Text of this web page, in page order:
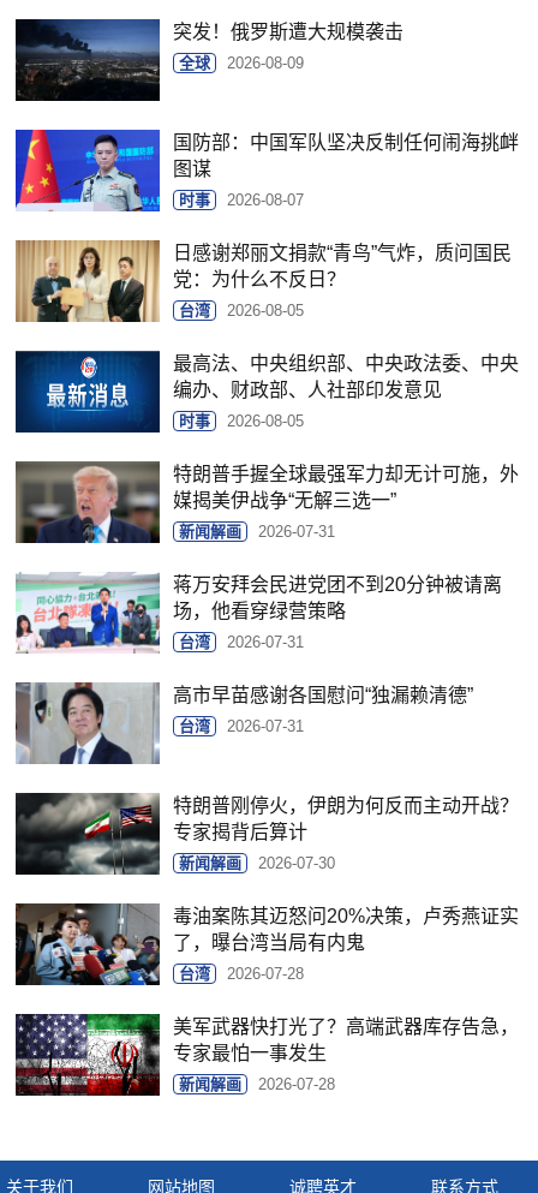
突发！俄罗斯遭大规模袭击
全球 2026-08-09
国防部：中国军队坚决反制任何闹海挑衅
图谋
时事 2026-08-07
日感谢郑丽文捐款“青鸟”气炸，质问国民
党：为什么不反日？
台湾 2026-08-05
最高法、中央组织部、中央政法委、中央
编办、财政部、人社部印发意见
时事 2026-08-05
特朗普手握全球最强军力却无计可施，外
媒揭美伊战争“无解三选一”
新闻解画 2026-07-31
蒋万安拜会民进党团不到20分钟被请离
场，他看穿绿营策略
台湾 2026-07-31
高市早苗感谢各国慰问“独漏赖清德”
台湾 2026-07-31
特朗普刚停火，伊朗为何反而主动开战？
专家揭背后算计
新闻解画 2026-07-30
毒油案陈其迈怒问20%决策，卢秀燕证实
了，曝台湾当局有内鬼
台湾 2026-07-28
美军武器快打光了？高端武器库存告急，
专家最怕一事发生
新闻解画 2026-07-28
关于我们 网站地图 诚聘英才 联系方式